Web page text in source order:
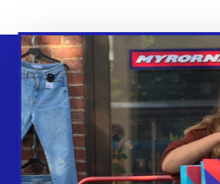
Webbshop
Butiker
Lämna in
Vårt överskott